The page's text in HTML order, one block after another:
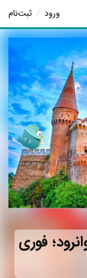
ورود / ثبت‌نام
فوری